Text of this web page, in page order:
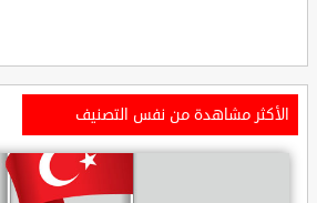
الأكثر مشاهدة من نفس التصنيف